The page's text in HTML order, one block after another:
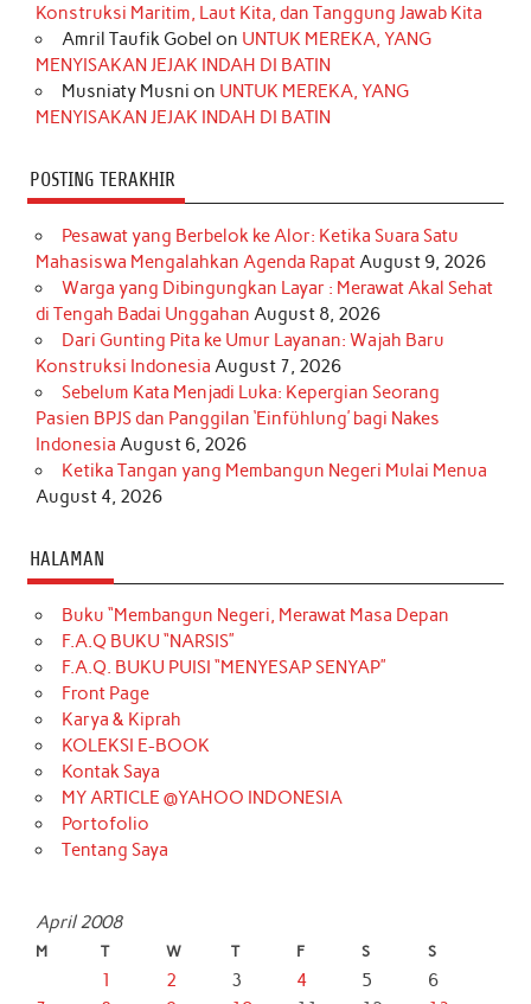
k
a
m
s
t
n
Konstruksi Maritim, Laut Kita, dan Tanggung Jawab Kita
Amril Taufik Gobel on UNTUK MEREKA, YANG
MENYISAKAN JEJAK INDAH DI BATIN
Musniaty Musni on UNTUK MEREKA, YANG
MENYISAKAN JEJAK INDAH DI BATIN
POSTING TERAKHIR
Pesawat yang Berbelok ke Alor: Ketika Suara Satu
Mahasiswa Mengalahkan Agenda RapatAugust 9, 2026
Warga yang Dibingungkan Layar : Merawat Akal Sehat
di Tengah Badai Unggahan August 8, 2026
Dari Gunting Pita ke Umur Layanan: Wajah Baru
Konstruksi Indonesia August 7, 2026
Sebelum Kata Menjadi Luka: Kepergian Seorang
Pasien BPJS dan Panggilan ‘Einfühlung’ bagi Nakes
Indonesia August 6, 2026
Ketika Tangan yang Membangun Negeri Mulai Menua
August 4, 2026
HALAMAN
Buku “Membangun Negeri, Merawat Masa Depan
F.A.Q BUKU “NARSIS”
F.A.Q. BUKU PUISI “MENYESAP SENYAP”
Front Page
Karya & Kiprah
KOLEKSI E-BOOK
Kontak Saya
MY ARTICLE @YAHOO INDONESIA
Portofolio
Tentang Saya
April 2008
M T W T F S S
1 2 3 4 5
6